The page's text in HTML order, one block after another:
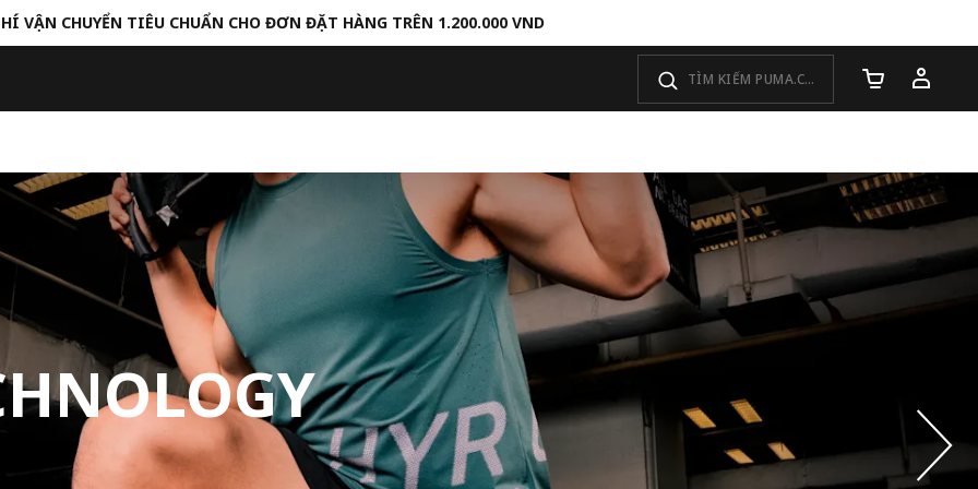
VẬN CHUYỂN TIÊU CHUẨN CHO ĐƠN ĐẶT HÀNG TRÊN 1.200.000 VND
Số lượng giỏ